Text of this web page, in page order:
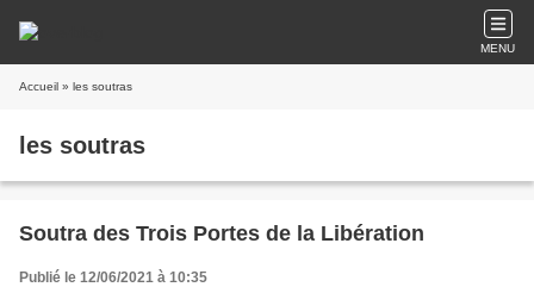
MENU
Accueil » les soutras
les soutras
Soutra des Trois Portes de la Libération
Publié le 12/06/2021 à 10:35